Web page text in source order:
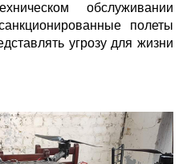
обслуживании
полеты
угрозу для жизни